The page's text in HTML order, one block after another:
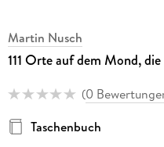
Martin Nusch
111 Orte auf dem Mond,
(0
Taschenbuch